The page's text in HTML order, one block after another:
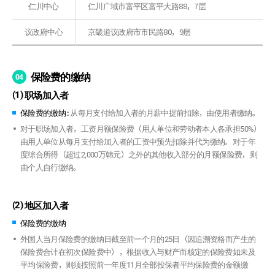
仁川中心 仁川广域市富平区富平大路88，7层
议政府中心 京畿道议政府市市民路80，9层
04 保险费的缴纳
(1)职场加入者
保险费的缴纳 : 从每月支付给加入者的月薪中提前扣除，由使用者缴纳。
对于职场加入者，工资月额保险费（用人单位和劳动者本人各承担50%）
由用人单位从每月支付给加入者的工资中预先扣除并代为缴纳。对于年
度综合所得（超过2,000万韩元）之外的其他收入部分的月额保险费，则
由个人自行缴纳。
(2)地区加入者
保险费的缴纳
外国人当月保险费的缴纳日截至前一个月的25日（因追溯资格而产生的
保险费合计在初次保险费中），根据收入与财产而核定的保险费如未及
平均保险费，则须按照前一年度11月全部投保者平均保险费的金额缴